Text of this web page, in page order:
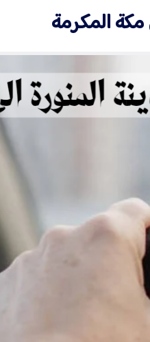
مكة المكرمة